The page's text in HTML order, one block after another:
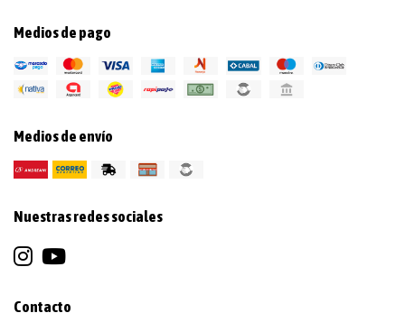
Medios de pago
Medios de envío
Nuestras redes sociales
Contacto